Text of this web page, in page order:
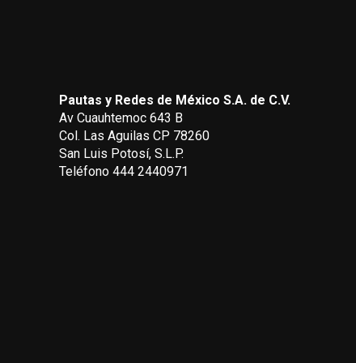
Pautas y Redes de México S.A. de C.V.
Av Cuauhtemoc 643 B
Col. Las Aguilas CP 78260
San Luis Potosí, S.L.P.
Teléfono 444 2440971